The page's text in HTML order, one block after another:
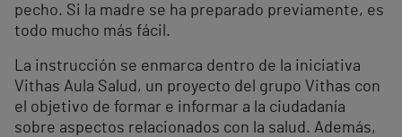
pecho. Si la madre se ha preparado previamente, es
todo mucho más fácil.
La instrucción se enmarca dentro de la iniciativa
Vithas Aula Salud, un proyecto del grupo Vithas con
el objetivo de formar e informar a la ciudadanía
sobre aspectos relacionados con la salud. Además,